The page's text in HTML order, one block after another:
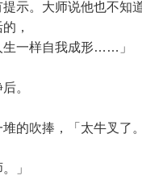
。大师说他也不知
，
生一样自我成形……」
。
吹捧，「太牛叉了。
」